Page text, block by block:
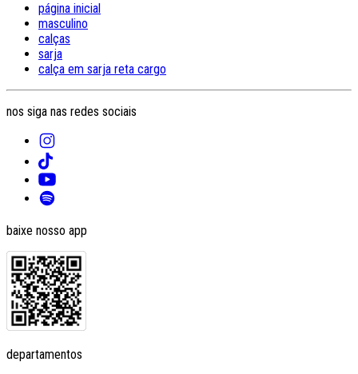
página inicial
masculino
calças
sarja
calça em sarja reta cargo
nos siga nas redes sociais
baixe nosso app
departamentos